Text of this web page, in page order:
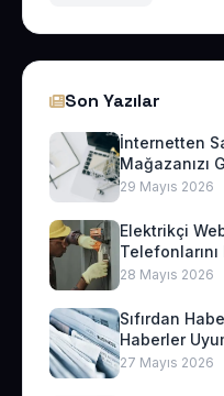
Son Yazılar
İnternetten
Mağazanızı
29 Mayıs 2026
Elektrikçi
28 Mayıs 2026
Sıfırdan
Haberler
27 Mayıs 2026